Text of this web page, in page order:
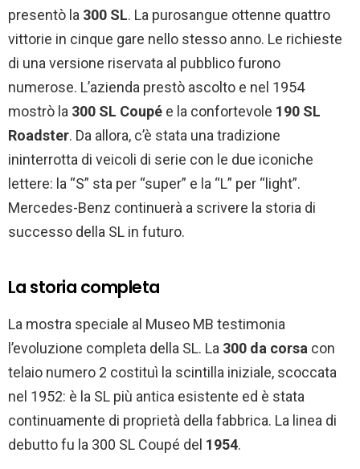
presentò la 300 SL. La purosangue ottenne quattro
vittorie in cinque gare nello stesso anno. Le richieste
di una versione riservata al pubblico furono
numerose. L’azienda prestò ascolto e nel 1954
mostrò la 300 SL Coupé e la confortevole 190 SL
Roadster. Da allora, c’è stata una tradizione
ininterrotta di veicoli di serie con le due iconiche
lettere: la “S” sta per “super” e la “L” per “light”.
Mercedes-Benz continuerà a scrivere la storia di
successo della SL in futuro.
La storia completa
La mostra speciale al Museo MB testimonia
l’evoluzione completa della SL. La 300 da corsa con
telaio numero 2 costituì la scintilla iniziale, scoccata
nel 1952: è la SL più antica esistente ed è stata
continuamente di proprietà della fabbrica. La linea di
debutto fu la 300 SL Coupé del 1954.